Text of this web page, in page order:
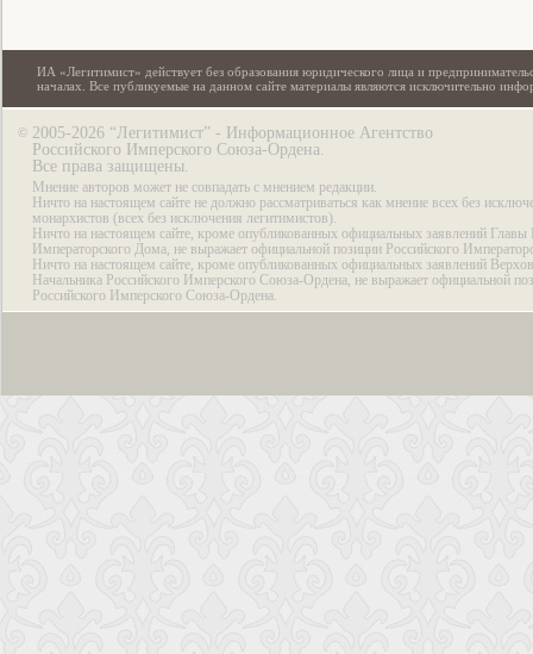
ИА «Легитимист» действует без образования юридического лица и
началах. Все публикуемые на данном сайте материалы являются исключительно
© 2005-2026 “Легитимист” - Информационное Агентство
Российского Имперского Союза-Ордена.
Все права защищены.
Мнение авторов может не совпадать с мнением редакции.
Ничто на настоящем сайте не должно рассматриваться как мнение всех без
монархистов (всех без исключения легитимистов).
Ничто на настоящем сайте, кроме опубликованных официальных заявлений Главы
Императорского Дома, не выражает официальной позиции Российского
Ничто на настоящем сайте, кроме опубликованных официальных заявлений
Начальника Российского Имперского Союза-Ордена, не выражает официальной
Российского Имперского Союза-Ордена.